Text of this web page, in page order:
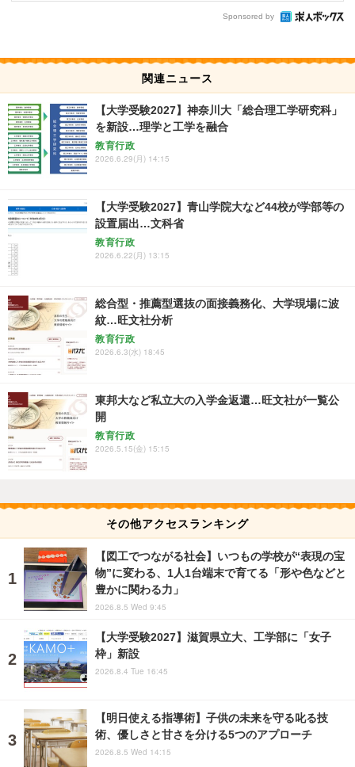
Sponsored by
関連ニュース
【大学受験2027】神奈川大「総合理工学研究科」
を新設…理学と工学を融合
教育行政
2026.6.29(月) 14:15
【大学受験2027】青山学院大など44校が学部等の
設置届出…文科省
教育行政
2026.6.22(月) 13:15
総合型・推薦型選抜の面接義務化、大学現場に波
紋…旺文社分析
教育行政
2026.6.3(水) 18:45
東邦大など私立大の入学金返還…旺文社が一覧公
開
教育行政
2026.5.15(金) 15:15
その他アクセスランキング
【図工でつながる社会】いつもの学校が“表現の宝
物”に変わる、1人1台端末で育てる「形や色などと
豊かに関わる力」
2026.8.5 Wed 9:45
【大学受験2027】滋賀県立大、工学部に「女子
枠」新設
2026.8.4 Tue 16:45
【明日使える指導術】子供の未来を守る叱る技
術、優しさと甘さを分ける5つのアプローチ
2026.8.5 Wed 14:15